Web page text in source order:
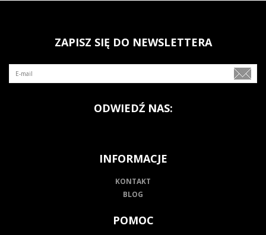
ZAPISZ SIĘ DO NEWSLETTERA
ODWIEDŹ NAS:
INFORMACJE
KONTAKT
BLOG
POMOC